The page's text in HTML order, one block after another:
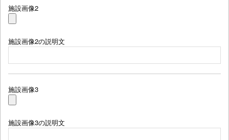
施設画像2
施設画像2の説明文
施設画像3
施設画像3の説明文